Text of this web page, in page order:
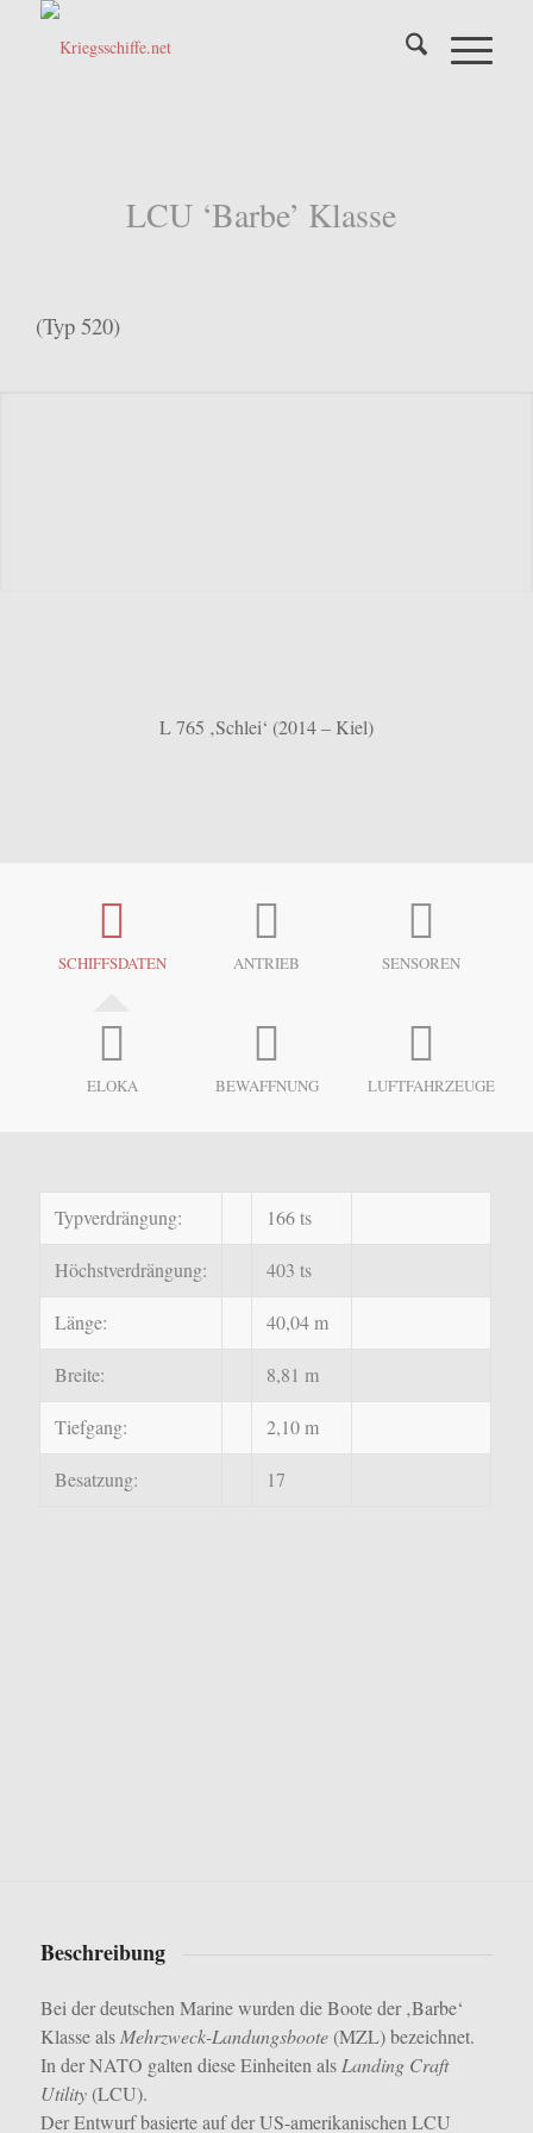
LCU ‘Barbe’ Klasse
(Typ 520)
L 765 ‚Schlei‘ (2014 – Kiel)
SCHIFFSDATEN ANTRIEB SENSOREN
ELOKA BEWAFFNUNG LUFTFAHRZEUGE
Typverdrängung: 166 ts
Höchstverdrängung: 403 ts
Länge: 40,04 m
Breite: 8,81 m
Tiefgang: 2,10 m
Besatzung: 17
Beschreibung
Bei der deutschen Marine wurden die Boote der ‚Barbe‘
Klasse alsMehrzweck-Landungsboote(MZL) bezeichnet.
In der NATO galten diese Einheiten alsLanding Craft
Utility(LCU).
Der Entwurf basierte auf der US-amerikanischen LCU